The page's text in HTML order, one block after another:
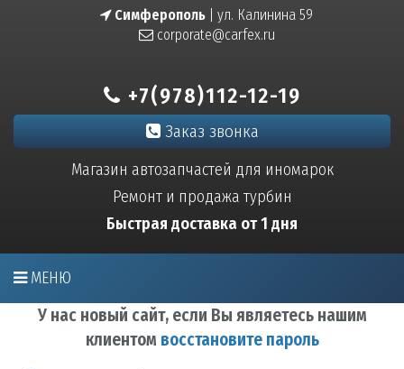
Симферополь | ул. Калинина 59
corporate@carfex.ru
+7(978)112-12-19
Заказ звонка
Магазин автозапчастей для иномарок
Ремонт и продажа турбин
Быстрая доставка от 1 дня
МЕНЮ
У нас новый сайт, если Вы являетесь нашим
клиентом восстановите пароль